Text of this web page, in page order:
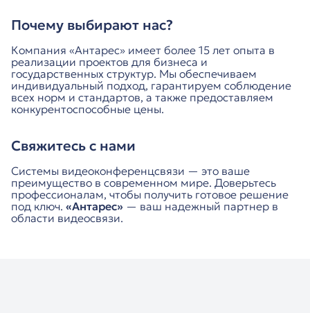
Почему выбирают нас?
Компания «Антарес» имеет более 15 лет опыта в
реализации проектов для бизнеса и
государственных структур. Мы обеспечиваем
индивидуальный подход, гарантируем соблюдение
всех норм и стандартов, а также предоставляем
конкурентоспособные цены.
Свяжитесь с нами
Системы видеоконференцсвязи — это ваше
преимущество в современном мире. Доверьтесь
профессионалам, чтобы получить готовое решение
под ключ. «Антарес» — ваш надежный партнер в
области видеосвязи.